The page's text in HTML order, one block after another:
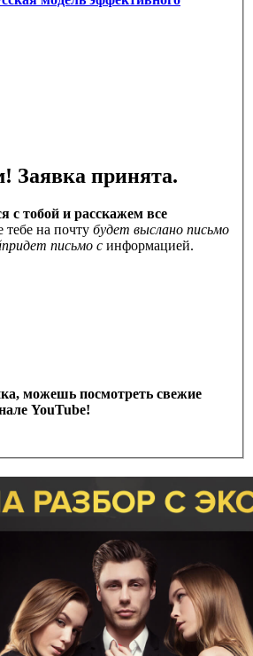
Заявка принята.
тобой и расскажем все
тебе на почту будет выслано письмо
придет письмо с информацией.
можешь посмотреть свежие
YouTube!